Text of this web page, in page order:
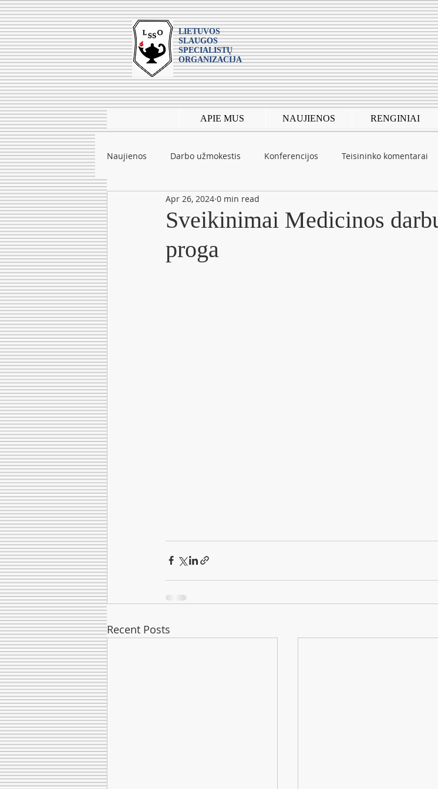
LIETUVOS
SLAUGOS
SPECIALISTŲ
ORGANIZACIJA
APIE MUS NAUJIENOS RENGINIAI
Naujienos Darbo užmokestis Konferencijos Teisininko komentarai
mokslas Tarptautinė patirtis
Sveikinimai Medicinos
proga
Apr 26, 2024 0 min read
Recent Posts